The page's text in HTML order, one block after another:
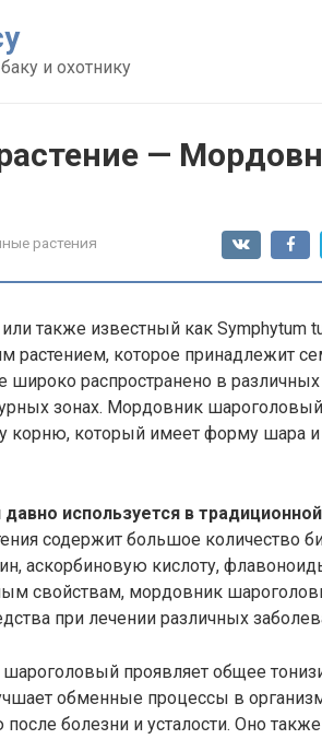
и охотнику
—
растения
также известный как Symphytum
растением, которое принадлежит
широко распространено в
зонах. Мордовник
корню, который имеет форму шара и
используется в
содержит большое количество
аскорбиновую кислоту,
свойствам, мордовник
при лечении различных
проявляет общее
обменные процессы в
болезни и усталости. Оно